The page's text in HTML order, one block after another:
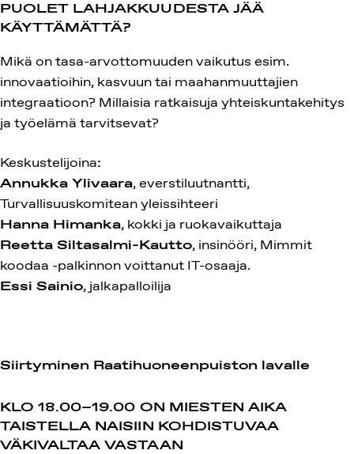
PUOLET LAHJAKKUUDESTA JÄÄ
KÄYTTÄMÄTTÄ?
Mikä on tasa-arvottomuuden vaikutus esim.
innovaatioihin, kasvuun tai maahanmuuttajien
integraatioon? Millaisia ratkaisuja yhteiskuntakehitys
ja työelämä tarvitsevat?
Keskustelijoina:
Annukka Ylivaara, everstiluutnantti,
Turvallisuuskomitean yleissihteeri
Hanna Himanka, kokki ja ruokavaikuttaja
Reetta Siltasalmi-Kautto, insinööri, Mimmit
koodaa -palkinnon voittanut IT-osaaja.
Essi Sainio, jalkapalloilija
Siirtyminen Raatihuoneenpuiston lavalle
KLO 18.00–19.00 ON MIESTEN AIKA
TAISTELLA NAISIIN KOHDISTUVAA
VÄKIVALTAA VASTAAN